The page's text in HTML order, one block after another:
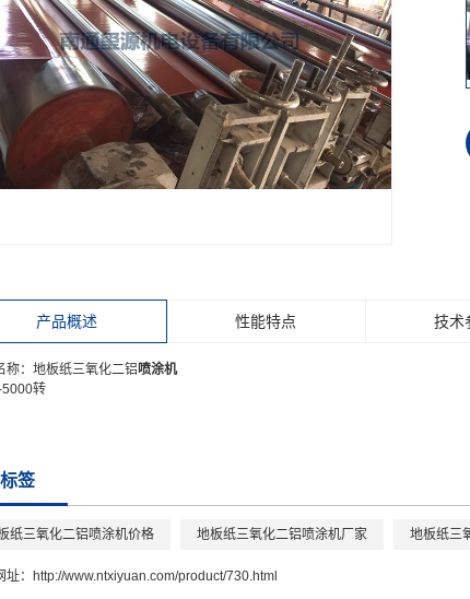
产品概述 性能特点 技术
称：地板纸三氧化二铝喷涂机
转
标签
纸三氧化二铝喷涂机价格 地板纸三氧化二铝喷涂机厂家 地板纸三
： http://www.ntxiyuan.com/product/730.html